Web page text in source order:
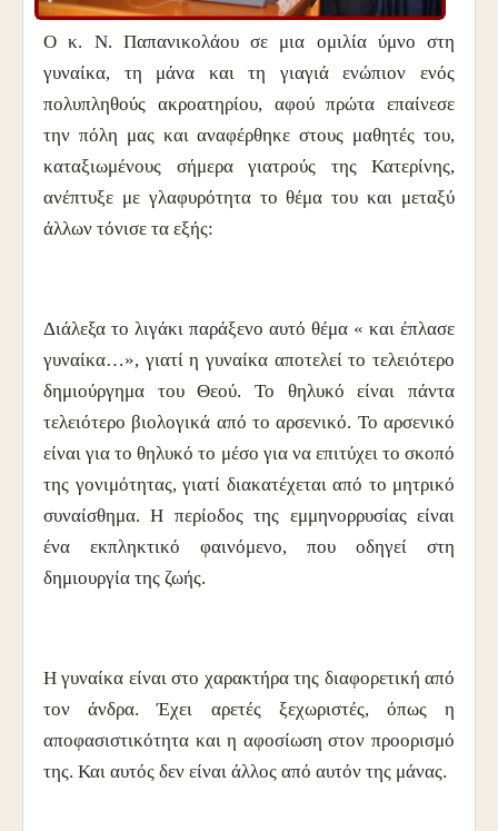
Ο κ. Ν. Παπανικολάου σε μια ομιλία ύμνο στη
γυναίκα, τη μάνα και τη γιαγιά ενώπιον ενός
πολυπληθούς ακροατηρίου, αφού πρώτα επαίνεσε
την πόλη μας και αναφέρθηκε στους μαθητές του,
καταξιωμένους σήμερα γιατρούς της Κατερίνης,
ανέπτυξε με γλαφυρότητα το θέμα του και μεταξύ
άλλων τόνισε τα εξής:
Διάλεξα το λιγάκι παράξενο αυτό θέμα « και έπλασε
γυναίκα…», γιατί η γυναίκα αποτελεί το τελειότερο
δημιούργημα του Θεού. Το θηλυκό είναι πάντα
τελειότερο βιολογικά από το αρσενικό. Το αρσενικό
είναι για το θηλυκό το μέσο για να επιτύχει το σκοπό
της γονιμότητας, γιατί διακατέχεται από το μητρικό
συναίσθημα. Η περίοδος της εμμηνορρυσίας είναι
ένα εκπληκτικό φαινόμενο, που οδηγεί στη
δημιουργία της ζωής.
Η γυναίκα είναι στο χαρακτήρα της διαφορετική από
τον άνδρα. Έχει αρετές ξεχωριστές, όπως η
αποφασιστικότητα και η αφοσίωση στον προορισμό
της. Και αυτός δεν είναι άλλος από αυτόν της μάνας.